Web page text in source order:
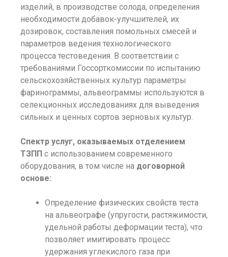
изделий, в производстве солода, определения
необходимости добавок-улучшителей, их
дозировок, составления помольных смесей и
параметров ведения технологического
процесса тестоведения. В соответствии с
требованиями Госсорткомиссии по испытанию
сельскохозяйственных культур параметры
фаринограммы, альвеограммы используются в
селекционных исследованиях для выведения
сильных и ценных сортов зерновых культур.
Спектр услуг, оказываемых отделением
ТЗПП с использованием современного
оборудования, в том числе на договорной
основе:
Определение физических свойств теста
на альвеографе (упругости, растяжимости,
удельной работы деформации теста), что
позволяет имитировать процесс
удержания углекислого газа при